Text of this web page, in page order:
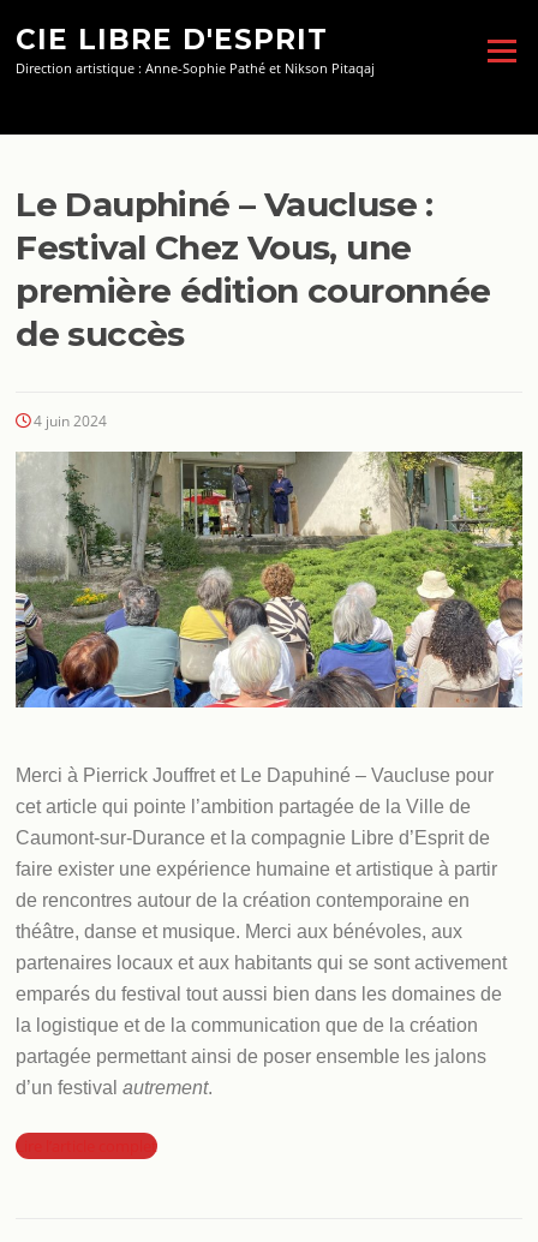
contenu
CIE LIBRE D'ESPRIT
Direction artistique : Anne-Sophie Pathé et Nikson Pitaqaj
Menu
Le Dauphiné – Vaucluse :
Festival Chez Vous, une
première édition couronnée
de succès
4 juin 2024
Merci à Pierrick Jouffret et Le Dapuhiné – Vaucluse pour
cet article qui pointe l’ambition partagée de la Ville de
Caumont-sur-Durance et la compagnie Libre d’Esprit de
faire exister une expérience humaine et artistique à partir
de rencontres autour de la création contemporaine en
théâtre, danse et musique. Merci aux bénévoles, aux
partenaires locaux et aux habitants qui se sont activement
emparés du festival tout aussi bien dans les domaines de
la logistique et de la communication que de la création
partagée permettant ainsi de poser ensemble les jalons
d’un festivalautrement.
Lire l’article complet